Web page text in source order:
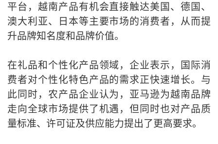
平台，越南产品有机会直接触达美国、德国、
澳大利亚、日本等主要市场的消费者，从而提
升品牌知名度和品牌价值。
在礼品和个性化产品领域，企业表示，国际消
费者对个性化特色产品的需求正快速增长。与
此同时，农产品企业认为，亚马逊为越南品牌
走向全球市场提供了机遇，但同时也对产品质
量标准、许可证及供应能力提出了更高要求。